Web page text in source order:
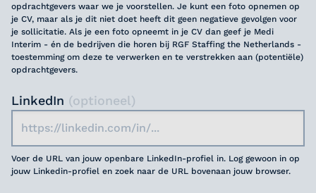
opdrachtgevers waar we je voorstellen. Je kunt een foto opnemen op
je CV, maar als je dit niet doet heeft dit geen negatieve gevolgen voor
je sollicitatie. Als je een foto opneemt in je CV dan geef je Medi
Interim - én de bedrijven die horen bij RGF Staffing the Netherlands -
toestemming om deze te verwerken en te verstrekken aan (potentiële)
opdrachtgevers.
LinkedIn (optioneel)
Voer de URL van jouw openbare LinkedIn-profiel in. Log gewoon in op
jouw Linkedin-profiel en zoek naar de URL bovenaan jouw browser.